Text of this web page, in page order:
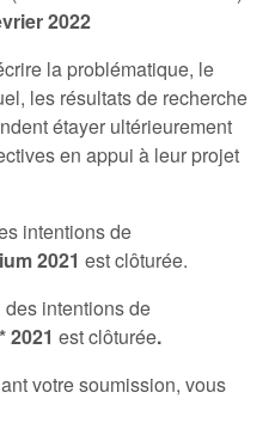
2022
la problématique, le
les résultats de recherche
étayer ultérieurement
en appui à leur projet
intentions de
2021 est clôturée.
intentions de
2021 est clôturée.
votre soumission, vous